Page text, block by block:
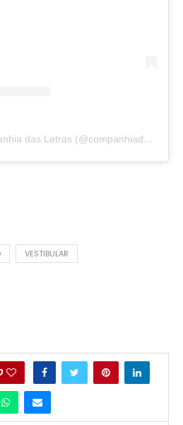
A post shared by Companhia das Letras (@companhiadasletras)
VESTIBULAR